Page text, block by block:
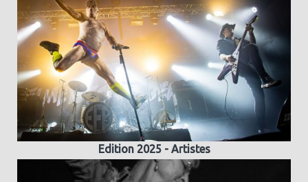
Edition 2025 - Artistes